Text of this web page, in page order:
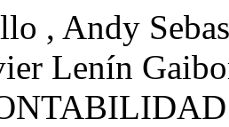
, Andy
Lenín